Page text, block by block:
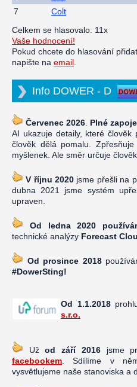
7
Colt
Celkem se hlasovalo: 11x
Vaše hodnocení!
Pokud chcete do hlasování
napište na email
Info DOWER - D
Červenec 2026 Plné
AI ukazuje detaily, které člověk
člověk dělá pomalu.
myšlenek. Ale směr určuje
V říjnu 2020 jsme přešli na
dubna 2021 jsme systém
upraven.
Od ledna 2020
technické analýzy Forecast
Od prosince 2018
#DowerSting!
Od 1.1.2018
s.r.o.
Užod září 2016jsme
facebookem . Sdílíme v
vysvětlujeme naše stanoviska a